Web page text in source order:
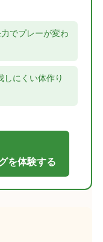
力でプレーが変わ
しにくい体作り
を体験する